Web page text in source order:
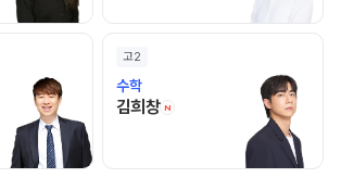
생님 홈 바로가기
고2
수학
김희창 N 김희창 선생님 홈 바로